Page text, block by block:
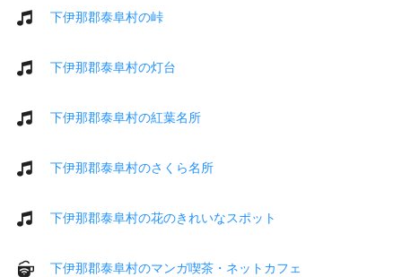
下伊那郡泰阜村の峠
下伊那郡泰阜村の灯台
下伊那郡泰阜村の紅葉名所
下伊那郡泰阜村のさくら名所
下伊那郡泰阜村の花のきれいなスポット
下伊那郡泰阜村のマンガ喫茶・ネットカフェ